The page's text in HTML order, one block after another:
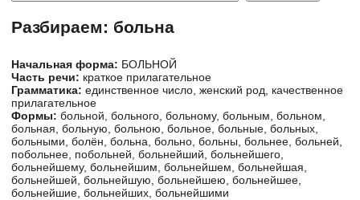
Разбираем: больна
Начальная форма: БОЛЬНОЙ
Часть речи: краткое прилагательное
Грамматика: единственное число, женский род, качественное
прилагательное
Формы: больной, больного, больному, больным, больном,
больная, больную, больною, больное, больные, больных,
больными, болён, больна, больно, больны, больнее, больней,
побольнее, побольней, больнейший, больнейшего,
больнейшему, больнейшим, больнейшем, больнейшая,
больнейшей, больнейшую, больнейшею, больнейшее,
больнейшие, больнейших, больнейшими